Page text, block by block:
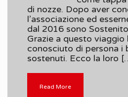
di nozze. Dopo aver
l’associazione ed
dal 2016 sono
Grazie a questo viaggio
conosciuto di persona i
sostenuti. Ecco la loro
Read More